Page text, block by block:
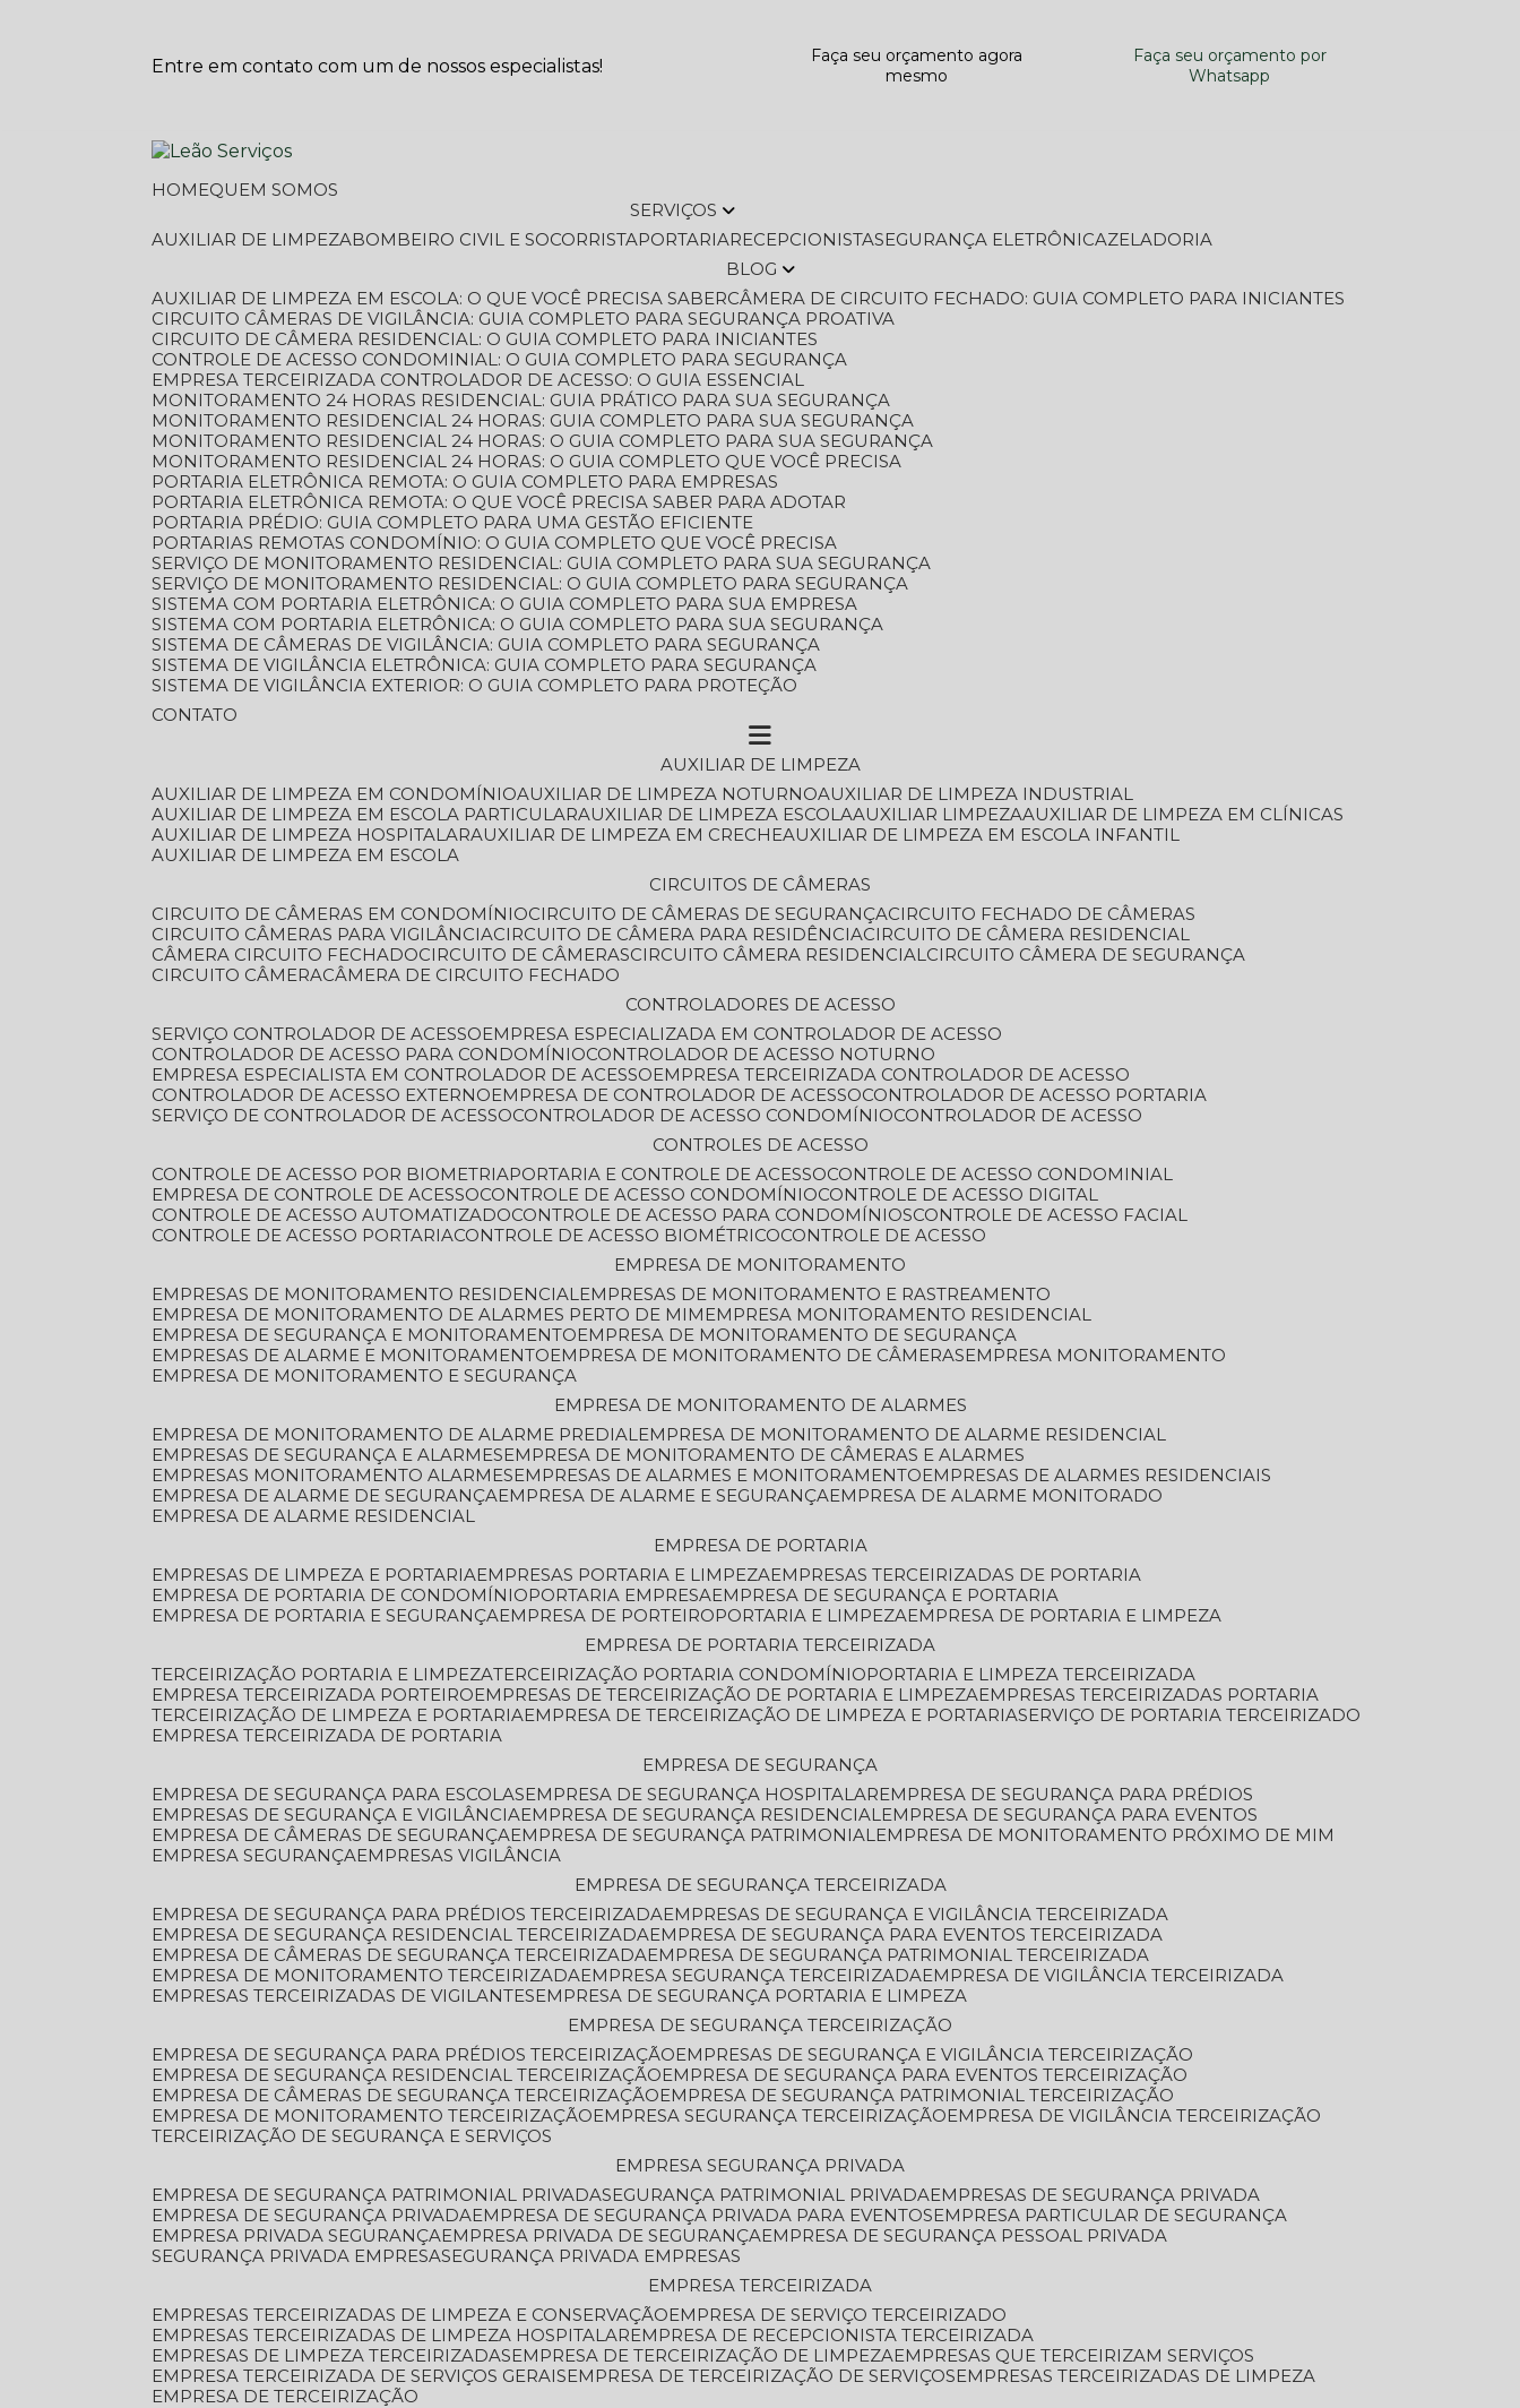
Entre em contato com um de nossos especialistas!
Faça seu orçamento agora
mesmo
Faça seu orçamento por
Whatsapp
HOME
QUEM SOMOS
SERVIÇOS
AUXILIAR DE LIMPEZA
BOMBEIRO CIVIL E SOCORRISTA PORTARIA RECEPCIONISTA SEGURANÇA ELETRÔNICA
ZELADORIA
BLOG
AUXILIAR DE LIMPEZA EM ESCOLA: O QUE VOCÊ PRECISA SABER
CÂMERA DE CIRCUITO FECHADO: GUIA COMPLETO PARA INICIANTES
CIRCUITO CÂMERAS DE VIGILÂNCIA: GUIA COMPLETO PARA SEGURANÇA PROATIVA
CIRCUITO DE CÂMERA RESIDENCIAL: O GUIA COMPLETO PARA INICIANTES
CONTROLE DE ACESSO CONDOMINIAL: O GUIA COMPLETO PARA SEGURANÇA
EMPRESA TERCEIRIZADA CONTROLADOR DE ACESSO: O GUIA ESSENCIAL
MONITORAMENTO 24 HORAS RESIDENCIAL: GUIA PRÁTICO PARA SUA SEGURANÇA
MONITORAMENTO RESIDENCIAL 24 HORAS: GUIA COMPLETO PARA SUA SEGURANÇA
MONITORAMENTO RESIDENCIAL 24 HORAS: O GUIA COMPLETO PARA SUA SEGURANÇA
MONITORAMENTO RESIDENCIAL 24 HORAS: O GUIA COMPLETO QUE VOCÊ PRECISA
PORTARIA ELETRÔNICA REMOTA: O GUIA COMPLETO PARA EMPRESAS
PORTARIA ELETRÔNICA REMOTA: O QUE VOCÊ PRECISA SABER PARA ADOTAR
PORTARIA PRÉDIO: GUIA COMPLETO PARA UMA GESTÃO EFICIENTE
PORTARIAS REMOTAS CONDOMÍNIO: O GUIA COMPLETO QUE VOCÊ PRECISA
SERVIÇO DE MONITORAMENTO RESIDENCIAL: GUIA COMPLETO PARA SUA SEGURANÇA
SERVIÇO DE MONITORAMENTO RESIDENCIAL: O GUIA COMPLETO PARA SEGURANÇA
SISTEMA COM PORTARIA ELETRÔNICA: O GUIA COMPLETO PARA SUA EMPRESA
SISTEMA COM PORTARIA ELETRÔNICA: O GUIA COMPLETO PARA SUA SEGURANÇA
SISTEMA DE CÂMERAS DE VIGILÂNCIA: GUIA COMPLETO PARA SEGURANÇA
SISTEMA DE VIGILÂNCIA ELETRÔNICA: GUIA COMPLETO PARA SEGURANÇA
SISTEMA DE VIGILÂNCIA EXTERIOR: O GUIA COMPLETO PARA PROTEÇÃO
CONTATO
AUXILIAR DE LIMPEZA
AUXILIAR DE LIMPEZA EM CONDOMÍNIO
AUXILIAR DE LIMPEZA NOTURNO
AUXILIAR DE LIMPEZA INDUSTRIAL
AUXILIAR DE LIMPEZA EM ESCOLA PARTICULAR
AUXILIAR DE LIMPEZA ESCOLA AUXILIAR LIMPEZA
AUXILIAR DE LIMPEZA EM CLÍNICAS
AUXILIAR DE LIMPEZA HOSPITALAR
AUXILIAR DE LIMPEZA EM CRECHE
AUXILIAR DE LIMPEZA EM ESCOLA INFANTIL
AUXILIAR DE LIMPEZA EM ESCOLA
CIRCUITOS DE CÂMERAS
CIRCUITO DE CÂMERAS EM CONDOMÍNIO
CIRCUITO DE CÂMERAS DE SEGURANÇA
CIRCUITO FECHADO DE CÂMERAS
CIRCUITO CÂMERAS PARA VIGILÂNCIA
CIRCUITO DE CÂMERA PARA RESIDÊNCIA
CIRCUITO DE CÂMERA RESIDENCIAL
CÂMERA CIRCUITO FECHADO
CIRCUITO DE CÂMERAS CIRCUITO CÂMERA RESIDENCIAL
CIRCUITO CÂMERA DE SEGURANÇA
CIRCUITO CÂMERA
CÂMERA DE CIRCUITO FECHADO
CONTROLADORES DE ACESSO
SERVIÇO CONTROLADOR DE ACESSO
EMPRESA ESPECIALIZADA EM CONTROLADOR DE ACESSO
CONTROLADOR DE ACESSO PARA CONDOMÍNIO
CONTROLADOR DE ACESSO NOTURNO
EMPRESA ESPECIALISTA EM CONTROLADOR DE ACESSO
EMPRESA TERCEIRIZADA CONTROLADOR DE ACESSO
CONTROLADOR DE ACESSO EXTERNO
EMPRESA DE CONTROLADOR DE ACESSO
CONTROLADOR DE ACESSO PORTARIA
SERVIÇO DE CONTROLADOR DE ACESSO
CONTROLADOR DE ACESSO CONDOMÍNIO
CONTROLADOR DE ACESSO
CONTROLES DE ACESSO
CONTROLE DE ACESSO POR BIOMETRIA
PORTARIA E CONTROLE DE ACESSO
CONTROLE DE ACESSO CONDOMINIAL
EMPRESA DE CONTROLE DE ACESSO
CONTROLE DE ACESSO CONDOMÍNIO
CONTROLE DE ACESSO DIGITAL
CONTROLE DE ACESSO AUTOMATIZADO
CONTROLE DE ACESSO PARA CONDOMÍNIOS
CONTROLE DE ACESSO FACIAL
CONTROLE DE ACESSO PORTARIA CONTROLE DE ACESSO BIOMÉTRICO
CONTROLE DE ACESSO
EMPRESA DE MONITORAMENTO
EMPRESAS DE MONITORAMENTO RESIDENCIAL
EMPRESAS DE MONITORAMENTO E RASTREAMENTO
EMPRESA DE MONITORAMENTO DE ALARMES PERTO DE MIM
EMPRESA MONITORAMENTO RESIDENCIAL
EMPRESA DE SEGURANÇA E MONITORAMENTO
EMPRESA DE MONITORAMENTO DE SEGURANÇA
EMPRESAS DE ALARME E MONITORAMENTO
EMPRESA DE MONITORAMENTO DE CÂMERAS
EMPRESA MONITORAMENTO
EMPRESA DE MONITORAMENTO E SEGURANÇA
EMPRESA DE MONITORAMENTO DE ALARMES
EMPRESA DE MONITORAMENTO DE ALARME PREDIAL
EMPRESA DE MONITORAMENTO DE ALARME RESIDENCIAL
EMPRESAS DE SEGURANÇA E ALARMES
EMPRESA DE MONITORAMENTO DE CÂMERAS E ALARMES
EMPRESAS MONITORAMENTO ALARMES
EMPRESAS DE ALARMES E MONITORAMENTO
EMPRESAS DE ALARMES RESIDENCIAIS
EMPRESA DE ALARME DE SEGURANÇA
EMPRESA DE ALARME E SEGURANÇA
EMPRESA DE ALARME MONITORADO
EMPRESA DE ALARME RESIDENCIAL
EMPRESA DE PORTARIA
EMPRESAS DE LIMPEZA E PORTARIA
EMPRESAS PORTARIA E LIMPEZA
EMPRESAS TERCEIRIZADAS DE PORTARIA
EMPRESA DE PORTARIA DE CONDOMÍNIO
PORTARIA EMPRESA
EMPRESA DE SEGURANÇA E PORTARIA
EMPRESA DE PORTARIA E SEGURANÇA
EMPRESA DE PORTEIRO PORTARIA E LIMPEZA
EMPRESA DE PORTARIA E LIMPEZA
EMPRESA DE PORTARIA TERCEIRIZADA
TERCEIRIZAÇÃO PORTARIA E LIMPEZA TERCEIRIZAÇÃO PORTARIA CONDOMÍNIO
PORTARIA E LIMPEZA TERCEIRIZADA
EMPRESA TERCEIRIZADA PORTEIRO
EMPRESAS DE TERCEIRIZAÇÃO DE PORTARIA E LIMPEZA
EMPRESAS TERCEIRIZADAS PORTARIA
TERCEIRIZAÇÃO DE LIMPEZA E PORTARIA
EMPRESA DE TERCEIRIZAÇÃO DE LIMPEZA E PORTARIA SERVIÇO DE PORTARIA TERCEIRIZADO
EMPRESA TERCEIRIZADA DE PORTARIA
EMPRESA DE SEGURANÇA
EMPRESA DE SEGURANÇA PARA ESCOLAS
EMPRESA DE SEGURANÇA HOSPITALAR
EMPRESA DE SEGURANÇA PARA PRÉDIOS
EMPRESAS DE SEGURANÇA E VIGILÂNCIA
EMPRESA DE SEGURANÇA RESIDENCIAL
EMPRESA DE SEGURANÇA PARA EVENTOS
EMPRESA DE CÂMERAS DE SEGURANÇA
EMPRESA DE SEGURANÇA PATRIMONIAL
EMPRESA DE MONITORAMENTO PRÓXIMO DE MIM
EMPRESA SEGURANÇA
EMPRESAS VIGILÂNCIA
EMPRESA DE SEGURANÇA TERCEIRIZADA
EMPRESA DE SEGURANÇA PARA PRÉDIOS TERCEIRIZADA
EMPRESAS DE SEGURANÇA E VIGILÂNCIA TERCEIRIZADA
EMPRESA DE SEGURANÇA RESIDENCIAL TERCEIRIZADA
EMPRESA DE SEGURANÇA PARA EVENTOS TERCEIRIZADA
EMPRESA DE CÂMERAS DE SEGURANÇA TERCEIRIZADA
EMPRESA DE SEGURANÇA PATRIMONIAL TERCEIRIZADA
EMPRESA DE MONITORAMENTO TERCEIRIZADA
EMPRESA SEGURANÇA TERCEIRIZADA
EMPRESA DE VIGILÂNCIA TERCEIRIZADA
EMPRESAS TERCEIRIZADAS DE VIGILANTES
EMPRESA DE SEGURANÇA PORTARIA E LIMPEZA
EMPRESA DE SEGURANÇA TERCEIRIZAÇÃO
EMPRESA DE SEGURANÇA PARA PRÉDIOS TERCEIRIZAÇÃO
EMPRESAS DE SEGURANÇA E VIGILÂNCIA TERCEIRIZAÇÃO
EMPRESA DE SEGURANÇA RESIDENCIAL TERCEIRIZAÇÃO
EMPRESA DE SEGURANÇA PARA EVENTOS TERCEIRIZAÇÃO
EMPRESA DE CÂMERAS DE SEGURANÇA TERCEIRIZAÇÃO
EMPRESA DE SEGURANÇA PATRIMONIAL TERCEIRIZAÇÃO
EMPRESA DE MONITORAMENTO TERCEIRIZAÇÃO
EMPRESA SEGURANÇA TERCEIRIZAÇÃO
EMPRESA DE VIGILÂNCIA TERCEIRIZAÇÃO
TERCEIRIZAÇÃO DE SEGURANÇA E SERVIÇOS
EMPRESA SEGURANÇA PRIVADA
EMPRESA DE SEGURANÇA PATRIMONIAL PRIVADA SEGURANÇA PATRIMONIAL PRIVADA
EMPRESAS DE SEGURANÇA PRIVADA
EMPRESA DE SEGURANÇA PRIVADA
EMPRESA DE SEGURANÇA PRIVADA PARA EVENTOS
EMPRESA PARTICULAR DE SEGURANÇA
EMPRESA PRIVADA SEGURANÇA
EMPRESA PRIVADA DE SEGURANÇA
EMPRESA DE SEGURANÇA PESSOAL PRIVADA
SEGURANÇA PRIVADA EMPRESA SEGURANÇA PRIVADA EMPRESAS
EMPRESA TERCEIRIZADA
EMPRESAS TERCEIRIZADAS DE LIMPEZA E CONSERVAÇÃO
EMPRESA DE SERVIÇO TERCEIRIZADO
EMPRESAS TERCEIRIZADAS DE LIMPEZA HOSPITALAR
EMPRESA DE RECEPCIONISTA TERCEIRIZADA
EMPRESAS DE LIMPEZA TERCEIRIZADAS
EMPRESA DE TERCEIRIZAÇÃO DE LIMPEZA
EMPRESAS QUE TERCEIRIZAM SERVIÇOS
EMPRESA TERCEIRIZADA DE SERVIÇOS GERAIS
EMPRESA DE TERCEIRIZAÇÃO DE SERVIÇOS
EMPRESAS TERCEIRIZADAS DE LIMPEZA
EMPRESA DE TERCEIRIZAÇÃO